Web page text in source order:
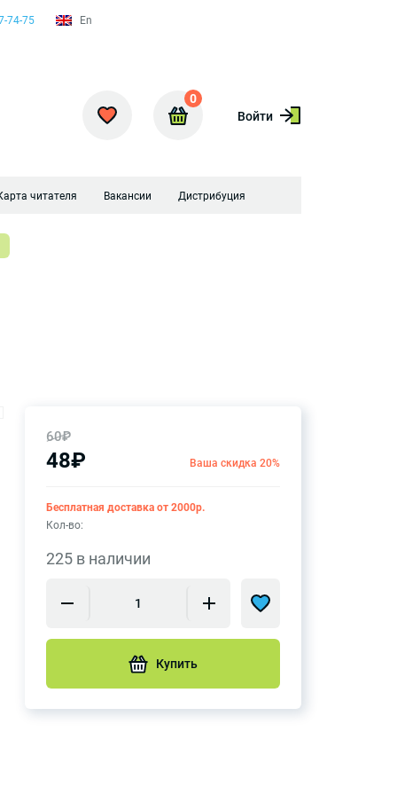
60₽
48₽ Ваша скидка 20%
Бесплатная доставка от 2000р.
Кол-во:
225 в наличии
Купить
74-75 En
0
Войти
читателя Вакансии Дистрибуция